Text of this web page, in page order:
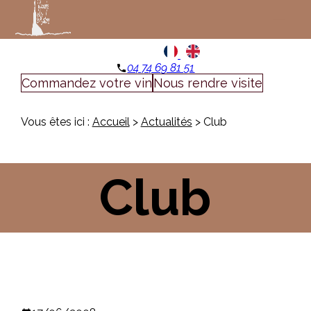
phone04 74 69 81 51
Commandez votre vinNous rendre visite
Vous êtes ici : Accueil> Actualités > Club
Club
Panneau de gestion des cookies